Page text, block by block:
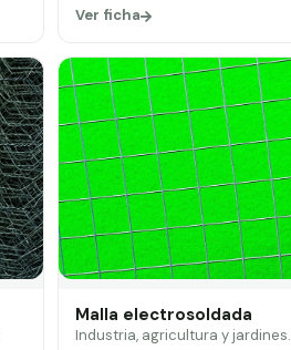
Ver ficha
Malla electrosoldada
Industria, agricultura y jardines.